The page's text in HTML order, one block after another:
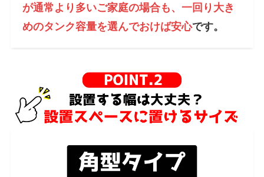
が通常より多いご家庭の場合も、一回り大き
めのタンク容量を選んでおけば安心です。